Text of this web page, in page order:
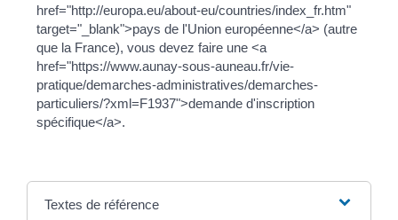
href="http://europa.eu/about-eu/countries/index_fr.htm"
target="_blank">pays de l'Union européenne</a> (autre
que la France), vous devez faire une <a
href="https://www.aunay-sous-auneau.fr/vie-
pratique/demarches-administratives/demarches-
particuliers/?xml=F1937">demande d'inscription
spécifique</a>.
Textes de référence